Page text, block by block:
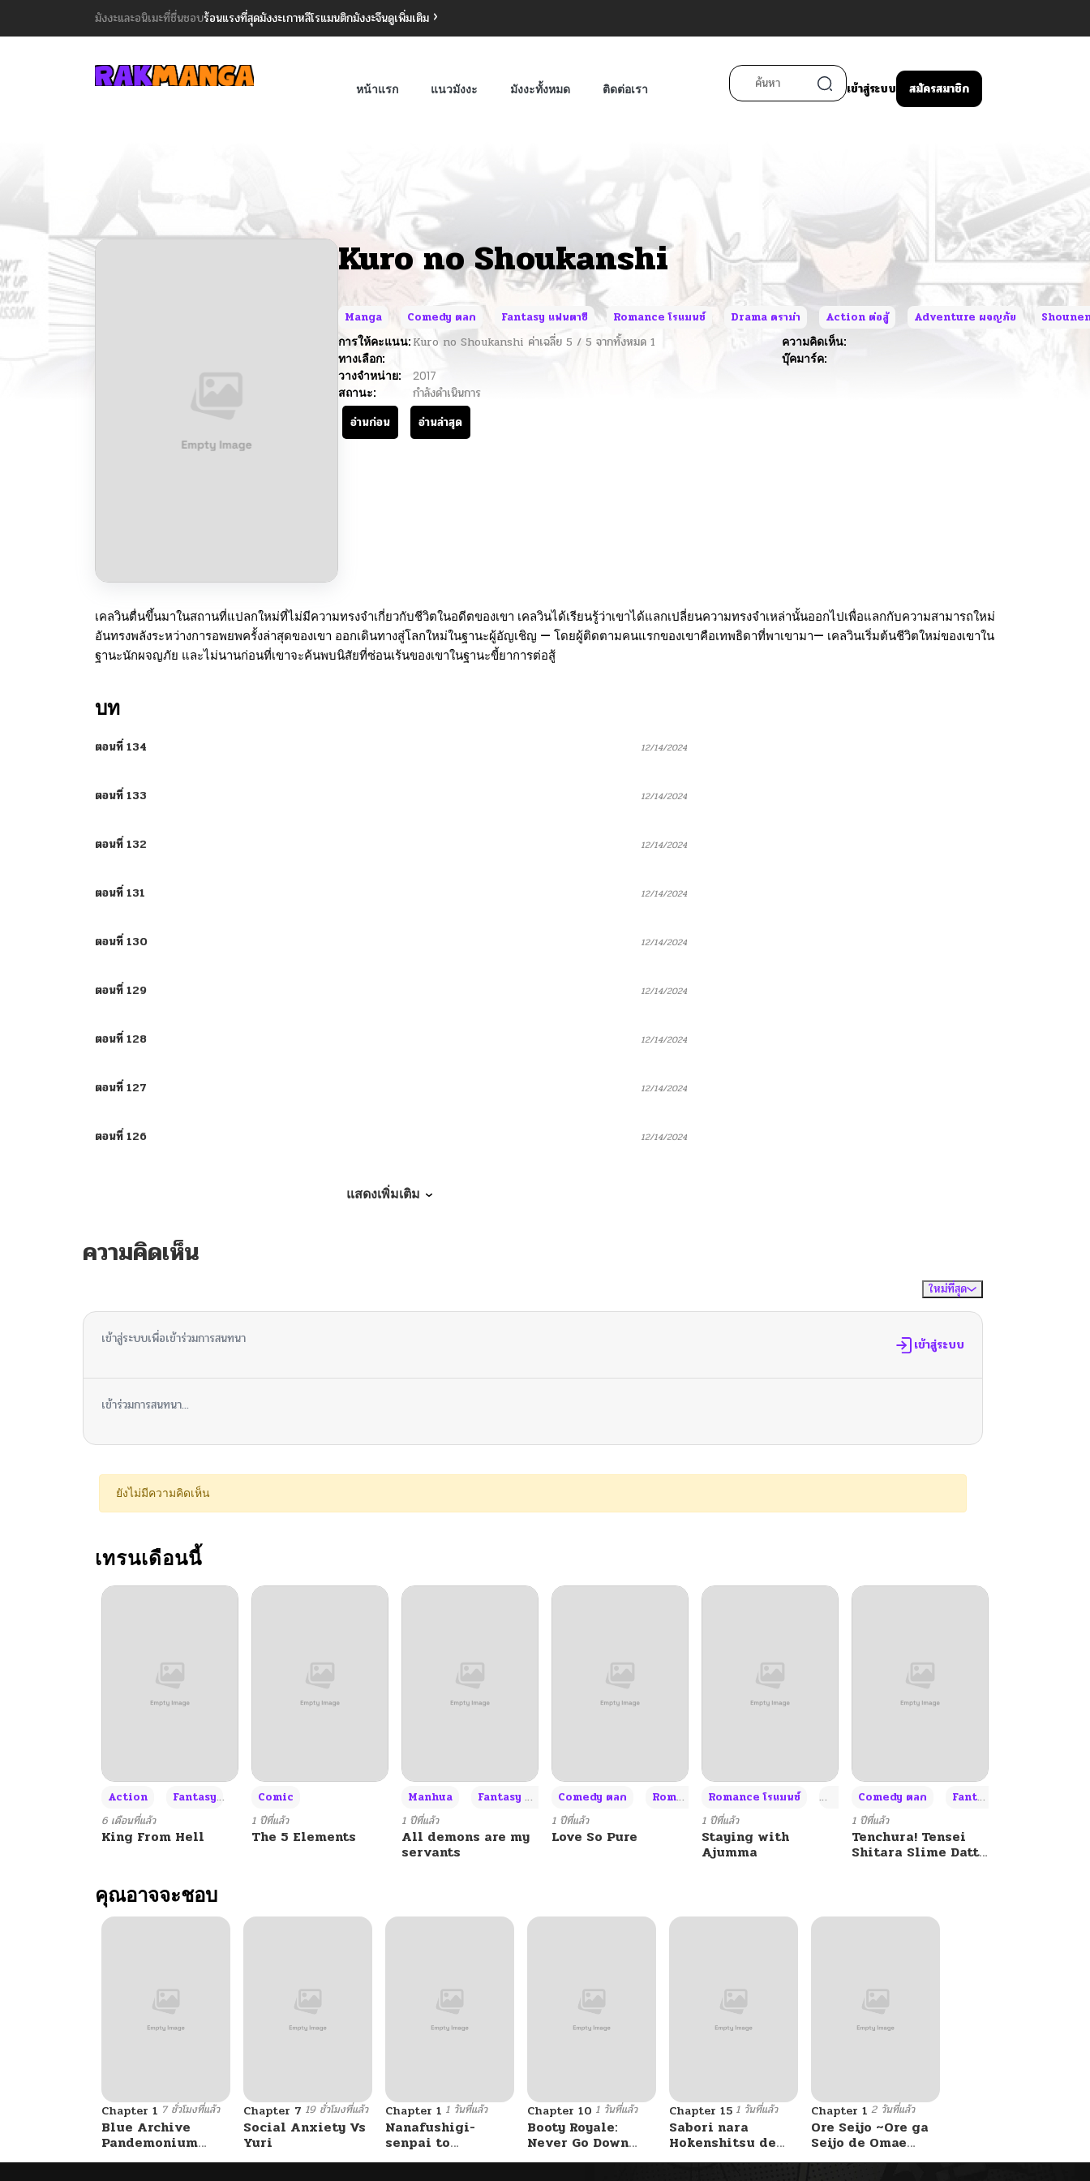
มังงะและอนิเมะที่ชื่นชอบร้อนแรงที่สุดมังงะเกาหลีโรแมนติกมังงะจีนดูเพิ่มเติม
หน้าแรก แนวมังงะ มังงะทั้งหมด ติดต่อเรา เข้าสู่ระบบ สมัครสมาชิก
Kuro no Shoukanshi
Manga Comedy ตลก Fantasy แฟนตาซี Romance โรแมนซ์ Drama ดราม่า Action ต่อสู้ Adventure ผจญภัย
การให้คะแนน: Kuro no Shoukanshi ค่าเฉลี่ย 5 / 5 จากทั้งหมด 1
ความคิดเห็น:
ทางเลือก:
บุ๊คมาร์ค:
วางจำหน่าย:
2017
สถานะ:
กำลังดำเนินการ
อ่านก่อน
อ่านล่าสุด
เคลวินตื่นขึ้นมาในสถานที่แปลกใหม่ที่ไม่มีความทรงจำเกี่ยวกับชีวิตในอดีตของเขา เคลวินได้เรียนรู้ว่าเขาได้แลกเปลี่ยนความทรงจำเหล่านั้นออกไปเพื่อแลกกับความสามารถใหม่
อันทรงพลังระหว่างการอพยพครั้งล่าสุดของเขา ออกเดินทางสู่โลกใหม่ในฐานะผู้อัญเชิญ — โดยผู้ติดตามคนแรกของเขาคือเทพธิดาที่พาเขามา— เคลวินเริ่มต้นชีวิตใหม่ของเขาใน
ฐานะนักผจญภัย และไม่นานก่อนที่เขาจะค้นพบนิสัยที่ซ่อนเร้นของเขาในฐานะขี้ยาการต่อสู้
บท
ตอนที่ 134 12/14/2024
ตอนที่ 133 12/14/2024
ตอนที่ 132 12/14/2024
ตอนที่ 131 12/14/2024
ตอนที่ 130 12/14/2024
ตอนที่ 129 12/14/2024
ตอนที่ 128 12/14/2024
ตอนที่ 127 12/14/2024
ตอนที่ 126 12/14/2024
ตอนที่ 122
ตอนที่ 121 12/14/2024
ตอนที่ 119 12/14/2024
ตอนที่ 113
ตอนที่ 112
ตอนที่ 110 12/14/2024
ตอนที่ 107 12/14/2024
ตอนที่ 106 12/14/2024
แสดงเพิ่มเติม
ความคิดเห็น
ใหม่ที่สุด
เข้าสู่ระบบเพื่อเข้าร่วมการสนทนา เข้าสู่ระบบ
เข้าร่วมการสนทนา...
ยังไม่มีความคิดเห็น
เทรนเดือนนี้
Action Fantasy
6 เดือนที่แล้ว
King From Hell
Comic
1 ปีที่แล้ว
The 5 Elements
Manhua Fantasy แฟนตาซี +3
1 ปีที่แล้ว
All demons are my
servants
Comedy ตลก Romance โรแมนซ์ +4
1 ปีที่แล้ว
Love So Pure
Romance โรแมนซ์ Adult ผู้ใหญ่ +4
1 ปีที่แล้ว
Staying with
Ajumma
Comedy ตลก Fantasy แฟนตาซี
1 ปีที่แล้ว
Tenchura! Tensei
Shitara Slime Datta
คุณอาจจะชอบ
Chapter 1 7 ชั่วโมงที่แล้ว
Blue Archive
Pandemonium
Vacation By
Chapter 7 19 ชั่วโมงที่แล้ว
Social Anxiety Vs
Yuri
Chapter 1 1 วันที่แล้ว
Nanafushigi-
senpai to
Tetsujin-kun
Chapter 10 1 วันที่แล้ว
Booty Royale:
Never Go Down
Without A Fight!
Chapter 15 1 วันที่แล้ว
Sabori nara
Hokenshitsu de
Douzo?
Chapter 1 2 วันที่แล้ว
Ore Seijo ~Ore ga
Seijo de Omae
Akuyaku Reijou